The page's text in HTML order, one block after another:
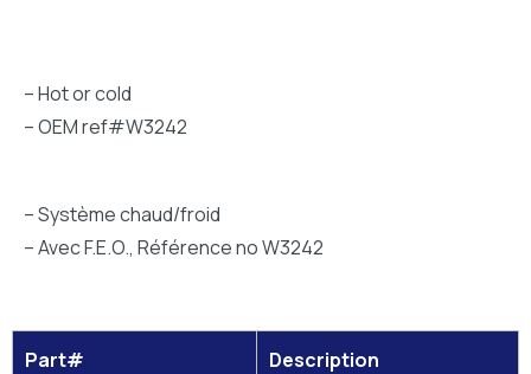
– Hot or cold
– OEM ref#W3242
– Système chaud/froid
– Avec F.E.O., Référence no W3242
Part#
Description